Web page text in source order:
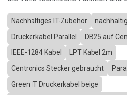
Nachhaltiges IT-Zubehör
Druckerkabel Parallel
DB25 auf
IEEE-1284 Kabel
LPT Kabel 2m
Centronics Stecker gebraucht
Green IT Druckerkabel beige